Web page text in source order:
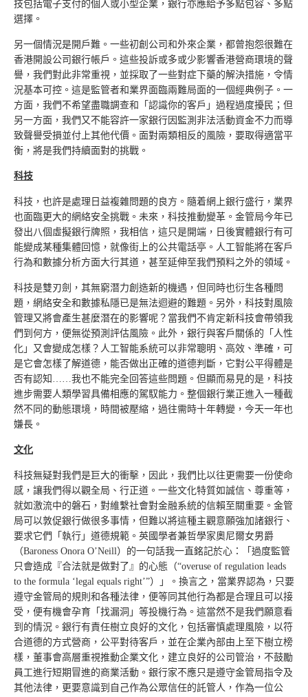
技包括電子支付的個人或小型企業，銀行亦應給予多點包容、多點
選擇。
另一個情況是開戶難。一些初創公司和外來企業，都曾抱怨很難在
香港開設公司銀行帳戶。這些投訴或多或少影響香港營商環境的聲
譽，我們對此非常重視，並採取了一些對症下藥的解決措施，令情
況基本可控。這是監管者和業界面臨兩難局面的一個經典例子。一
方面，我們不希望盡職調查和「認識你的客戶」過程過度擾民；但
另一方面，我們又不能容許一家銀行因監測非法活動資金不力而導
致聲譽受損並付上其他代價。面對兩類相反的風險，要取得適當平
衡，將是我們持續面對的挑戰。
科技
科技，也許是處理日益複雜問題的良方。隨着網上銀行盛行，業界
也面臨更大的網絡安全挑戰。未來，科技推動變革。金管局今年已
發出八個虛擬銀行牌照，我相信，這只是開端，日後實體銀行有可
能變成某種集體回憶，就像街上的公共電話亭。人工智能將在客戶
行為和數據分析方面大行其道，甚至延伸至我們預料之外的領域。
科技是雙刃劍，其無窮潛力創造新的機遇，但同時也衍生各種問
題，網絡安全和數據私隱已是無法迴避的難題。另外，科技對風險
管理又將會產生甚麼潛在的影響呢？當我們不肯定新科技會帶領我
們到何方，便無從預測評估風險。此外，銀行與客戶關係的「人性
化」又會變成怎樣？人工智能系統可以非常聰明、高效、準確，可
是它會怎樣了解道德，能否做出正確的道德判斷，它對公平得體是
否有認知……我也不能完全回答這些問題。但顯而易見的是，科技
進步需要人類學習具備相應的駕馭能力。整個銀行業正進入一種截
然不同的動態環境，時間被壓縮，過往需時十年轉變，今天一年也
嫌長。
文化
科技無疑對我們是巨大的衝擊，因此，我們比以往更需要一份使命
感，讓我們得以觀全局、行正道。一些文化特質如誠信、尊重等，
就如激流中的磐石，對維繫社會對金融系統的信賴至關重要。金管
局可以敦促銀行做很多事情，但難以將這種主觀意願強加諸銀行、
要求它們「執行」道德規範。英國學者兼哲學家奧尼爾女男爵
（Baroness Onora O’Neill）的一句話我一直銘記於心：「過度監管
只會造成『合法就是做對了』的心態（“overuse of regulation leads
to the formula ‘legal equals right’”）」。換言之，當業界認為，只要
遵守金管局的規則和各種法律，便等同其他行為都是合理且可以接
受，便有機會孕育「找漏洞」等投機行為。這當然不是我們願意看
到的情況。銀行有責任樹立良好的文化，包括審慎處理風險，以符
合道德的方式營商，公平對待客戶，並在企業內部由上至下樹立榜
樣，董事會高層重視推動企業文化，建立良好的公司管治，不鼓勵
員工進行短期冒進的商業活動。銀行家不應只是遵守金管局指令及
其他法律，更要意識到自己作為公眾信任的託管人，作為一位公